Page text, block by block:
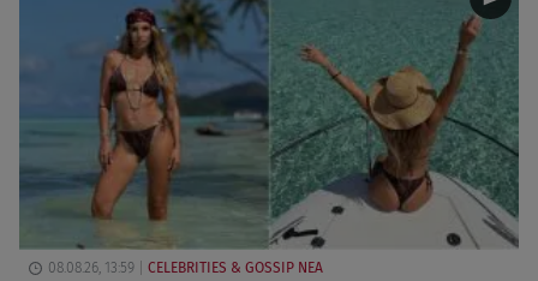
08.08.26, 13:59 CELEBRITIES & GOSSIP ΝΕΑ